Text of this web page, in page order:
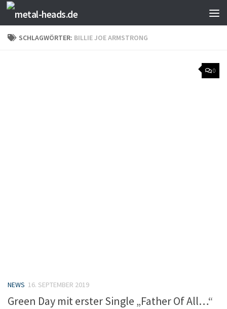
Zum Inhalt springen
SCHLAGWÖRTER: BILLIE JOE ARMSTRONG
0
NEWS 16. SEPTEMBER 2019
Green Day mit erster Single „Father Of All…“